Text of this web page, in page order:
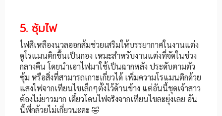
5. ซุ้มไฟ
ไฟสีเหลืองนวลออกส้มช่วยเสริมให้บรรยากาศในงานแต่ง
ดูโรแมนติกขึ้นเป็นกอง เหมะสำหรับงานแต่งที่จัดในช่วง
กลางคืน โดยนำเอาไฟมาใช้เป็นฉากหลัง ประดับตามตัว
ซุ้ม หรือสิ่งที่สามารถเกาะเกี่ยวได้ เพิ่มความโรแมนติกด้วย
แสงไฟจากเทียนไขเล็กๆตั้งไว้ด้านข้าง แต่อันนี้ชุดเจ้าสาว
ต้องไม่ยาวมาก เดี๋ยวโดนไฟจริงจากเทียนไขละยุ่งเลย อัน
นี้พี่กล้วยไม่เกี่ยวนะคะ 🤣